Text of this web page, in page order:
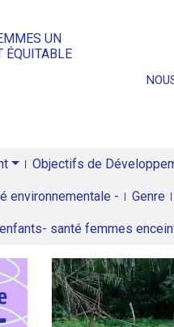
UN
ÉQUITABLE
Objectifs de
environnementale - Genre
santé femmes